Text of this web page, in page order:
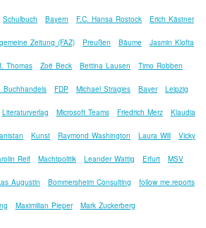
Schulbuch Bayern F.C. Hansa Rostock Erich Kästner
Zeitung (FAZ) Preußen Bäume Jasmin Klofta
Thomas Zoë Beck Bettina Lausen Timo Robben
Buchhandels FDP Michael Stragies Bayer Leipzig
Literaturverlag Microsoft Teams Friedrich Merz Klaudia
Kunst Raymond Washington Laura Will Vicky
Reif Machtpolitik Leander Wattig Erfurt MSV
Augustin Bommersheim Consulting follow me.reports
Maximilian Pieper Mark Zuckerberg